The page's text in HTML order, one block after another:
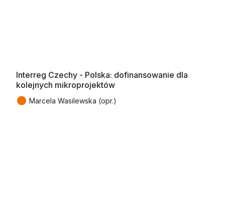
Interreg Czechy - Polska: dofinansowanie dla
kolejnych mikroprojektów
● Marcela Wasilewska (opr.)